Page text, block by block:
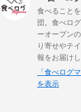
食べること
団。食べロ
ーオープン
り寄せやテ
報をお届けし
「食べログ
を表示